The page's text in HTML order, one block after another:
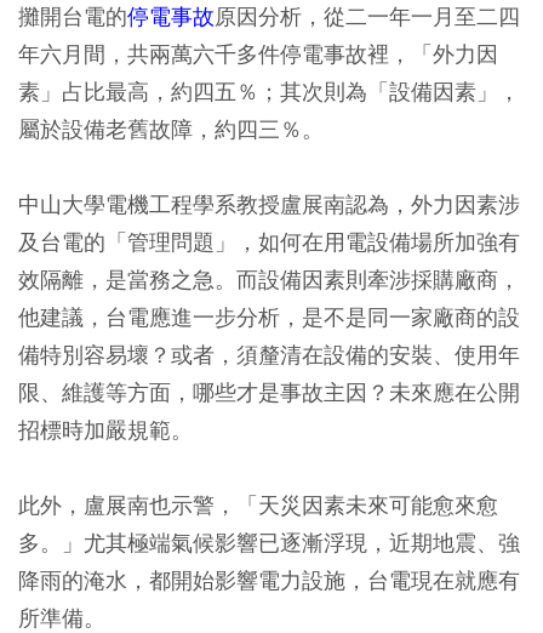
攤開台電的停電事故原因分析，從二一年一月至二四
年六月間，共兩萬六千多件停電事故裡，「外力因
素」占比最高，約四五％；其次則為「設備因素」，
屬於設備老舊故障，約四三％。
中山大學電機工程學系教授盧展南認為，外力因素涉
及台電的「管理問題」，如何在用電設備場所加強有
效隔離，是當務之急。而設備因素則牽涉採購廠商，
他建議，台電應進一步分析，是不是同一家廠商的設
備特別容易壞？或者，須釐清在設備的安裝、使用年
限、維護等方面，哪些才是事故主因？未來應在公開
招標時加嚴規範。
此外，盧展南也示警，「天災因素未來可能愈來愈
多。」尤其極端氣候影響已逐漸浮現，近期地震、強
降雨的淹水，都開始影響電力設施，台電現在就應有
所準備。